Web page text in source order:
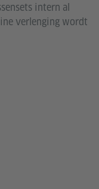
intern al
verlenging wordt